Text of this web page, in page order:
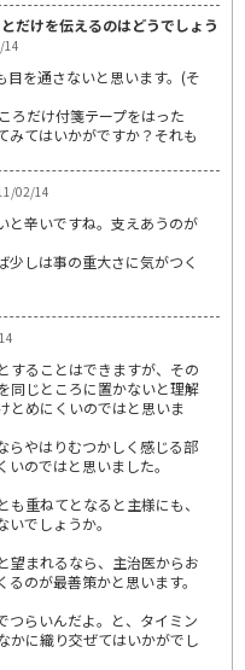
だけを伝えるのはどうでしょう
14
を通さないと思います。(そ
ろだけ付箋テープをはった
みてはいかがですか？それも
02/14
と辛いですね。支えあうのが
少しは事の重大さに気がつく
することはできますが、その
同じところに置かないと理解
とめにくいのではと思いま
らやはりむつかしく感じる部
のではと思いました。
重ねてとなると主様にも、
でしょうか。
望まれるなら、主治医からお
のが最善策かと思います。
つらいんだよ。と、タイミン
かに織り交ぜてはいかがでし